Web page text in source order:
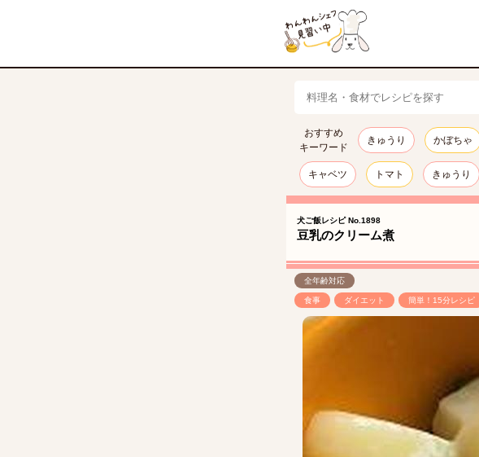
おすすめ
キーワード
きゅうり かぼちゃ
キャベツ トマト きゅうり
犬ご飯レシピ No.1898
豆乳のクリーム煮
全年齢対応
食事 ダイエット 簡単！15分レシピ